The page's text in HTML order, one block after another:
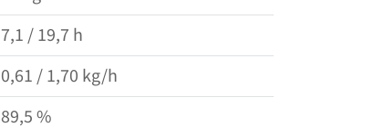
7,1 / 19,7 h
0,61 / 1,70 kg/​​​​h
89,5 %